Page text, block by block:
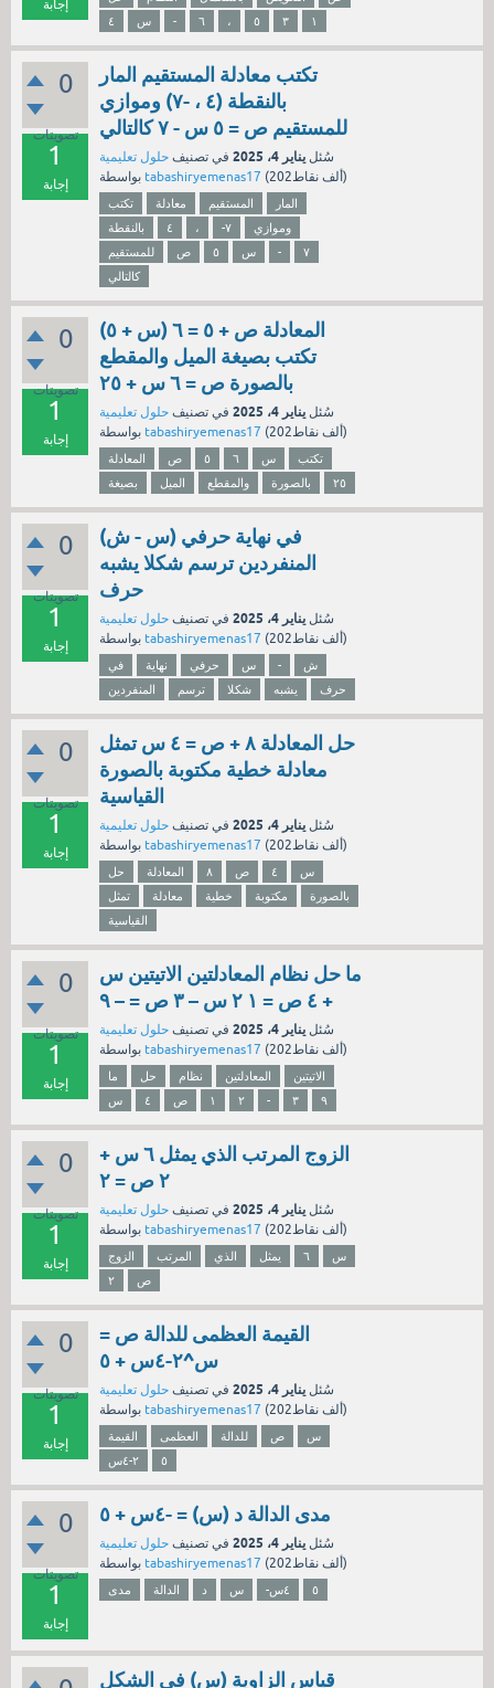
إجابة
٤
س - ٦ ، ٥ ٣ ١
0
تصويتات
1
إجابة
تكتب معادلة المستقيم المار
بالنقطة (٤ ، -٧) وموازي
للمستقيم ص = ٥ س - ٧ كالتالي
سُئل يناير 4، 2025 في تصنيف حلول تعليمية
tabashiryemenas17 ( 202ألف نقاط)
تكتب معادلة المستقيم
المار
بالنقطة
٤ ، -٧
وموازي
للمستقيم
ص ٥ س -
٧
كالتالي
0
تصويتات
1
إجابة
المعادلة ص + ٥ = ٦ (س + ٥)
تكتب بصيغة الميل والمقطع
بالصورة ص = ٦ س + ٢٥
سُئل يناير 4، 2025 في تصنيف حلول تعليمية
tabashiryemenas17 ( 202ألف نقاط)
المعادلة ص ٥ ٦ س
تكتب
بصيغة
الميل والمقطع بالصورة ٢٥
0
تصويتات
1
إجابة
في نهاية حرفي (س - ش)
المنفردين ترسم شكلا يشبه
حرف
سُئل يناير 4، 2025 في تصنيف حلول تعليمية
tabashiryemenas17 ( 202ألف نقاط)
في نهاية حرفي س -
ش
المنفردين
ترسم شكلا يشبه حرف
0
تصويتات
1
إجابة
حل المعادلة ٨ + ص = ٤ س تمثل
معادلة خطية مكتوبة بالصورة
القياسية
سُئل يناير 4، 2025 في تصنيف حلول تعليمية
tabashiryemenas17 ( 202ألف نقاط)
حل المعادلة ٨ ص ٤
س
تمثل
معادلة خطية مكتوبة
بالصورة
القياسية
0
تصويتات
1
إجابة
ما حل نظام المعادلتين الاتيتين س
+ ٤ ص = ١ ٢ س – ٣ ص = – ٩
سُئل يناير 4، 2025 في تصنيف حلول تعليمية
tabashiryemenas17 ( 202ألف نقاط)
ما حل نظام المعادلتين
الاتيتين
س
٤ ص ١ ٢ - ٣ ٩
0
تصويتات
1
إجابة
الزوج المرتب الذي يمثل ٦ س +
٢ ص = ٢
سُئل يناير 4، 2025 في تصنيف حلول تعليمية
tabashiryemenas17 ( 202ألف نقاط)
الزوج المرتب الذي يمثل ٦
س
٢
ص
0
تصويتات
1
إجابة
القيمة العظمى للدالة ص =
س^٢-٤س + ٥
سُئل يناير 4، 2025 في تصنيف حلول تعليمية
tabashiryemenas17 ( 202ألف نقاط)
القيمة العظمى للدالة ص
س
٢-٤س
٥
0
تصويتات
1
إجابة
مدى الدالة د (س) = -٤س + ٥
سُئل يناير 4، 2025 في تصنيف حلول تعليمية
tabashiryemenas17 ( 202ألف نقاط)
مدى الدالة د س -٤س ٥
قياس الزاوية (س) في الشكل